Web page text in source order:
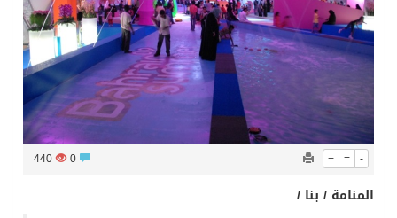
+ = -
440
المنامة / بنا /